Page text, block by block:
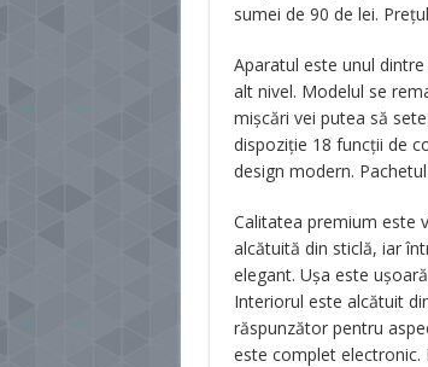
sumei de 90 de lei.
Aparatul este unul
alt nivel. Modelul se
mișcări vei putea să
dispoziție 18 funcții de
design modern.
Calitatea premium este
alcătuită din sticlă, iar
elegant. Ușa este
Interiorul este alcătuit
răspunzător pentru
este complet electronic.